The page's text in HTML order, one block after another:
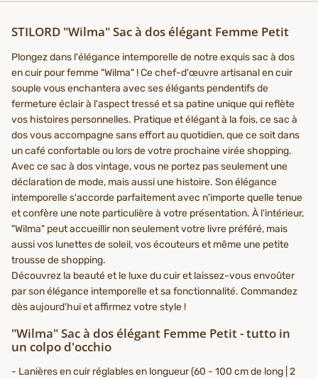
STILORD "Wilma" Sac à dos élégant Femme Petit
Plongez dans l'élégance intemporelle de notre exquis sac à dos
en cuir pour femme "Wilma" ! Ce chef-d'œuvre artisanal en cuir
souple vous enchantera avec ses élégants pendentifs de
fermeture éclair à l'aspect tressé et sa patine unique qui reflète
vos histoires personnelles. Pratique et élégant à la fois, ce sac à
dos vous accompagne sans effort au quotidien, que ce soit dans
un café confortable ou lors de votre prochaine virée shopping.
Avec ce sac à dos vintage, vous ne portez pas seulement une
déclaration de mode, mais aussi une histoire. Son élégance
intemporelle s'accorde parfaitement avec n'importe quelle tenue
et confère une note particulière à votre présentation. À l'intérieur,
"Wilma" peut accueillir non seulement votre livre préféré, mais
aussi vos lunettes de soleil, vos écouteurs et même une petite
trousse de shopping.
Découvrez la beauté et le luxe du cuir et laissez-vous envoûter
par son élégance intemporelle et sa fonctionnalité. Commandez
dès aujourd'hui et affirmez votre style !
"Wilma" Sac à dos élégant Femme Petit - tutto in
un colpo d'occhio
- Lanières en cuir réglables en longueur (60 - 100 cm de long | 2